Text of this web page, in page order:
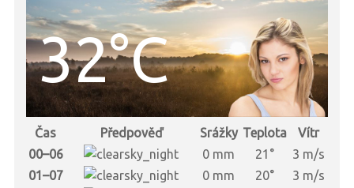
32°C
Čas Předpověď Srážky Teplota
Vítr
00–06
0 mm 21°
3 m/s
01–07
0 mm 20°
3 m/s